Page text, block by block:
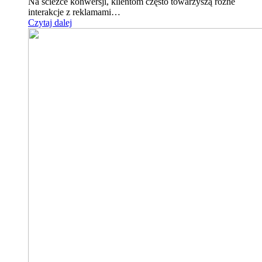
interakcje z reklamami…
Czytaj dalej